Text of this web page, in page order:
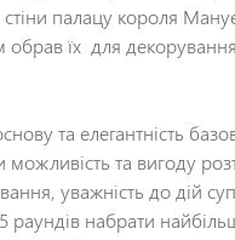
палацу короля
їх для
та елегантність
та вигоду
уважність до дій
набрати